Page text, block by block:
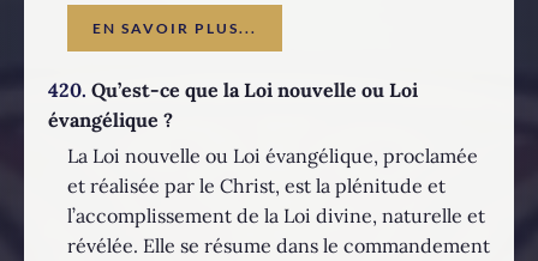
EN SAVOIR PLUS...
420. Qu’est-ce que la Loi nouvelle ou Loi
évangélique ?
La Loi nouvelle ou Loi évangélique, proclamée
et réalisée par le Christ, est la plénitude et
l’accomplissement de la Loi divine, naturelle et
révélée. Elle se résume dans le commandement